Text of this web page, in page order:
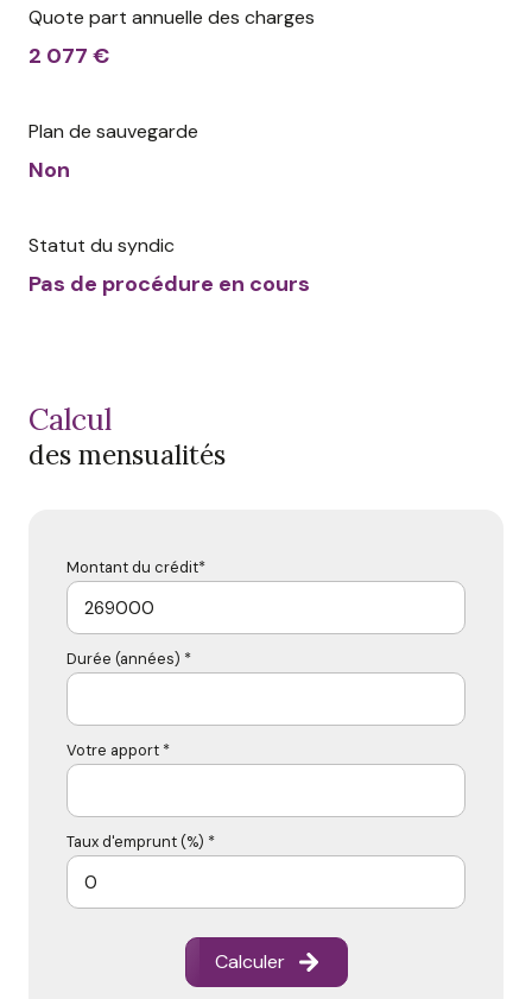
Quote part annuelle des charges
2 077 €
Plan de sauvegarde
Non
Statut du syndic
Pas de procédure en cours
calcul
des mensualités
Montant du crédit*
Durée (années) *
Votre apport *
Taux d'emprunt (%) *
Calculer